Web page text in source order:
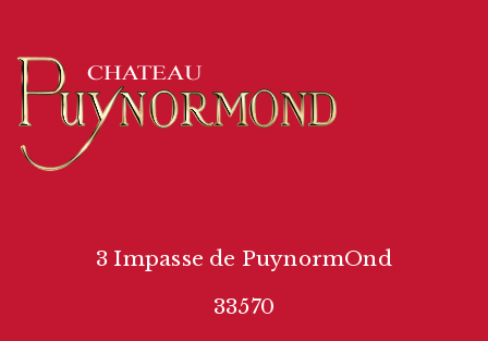
3 Impasse de PuynormOnd
33570